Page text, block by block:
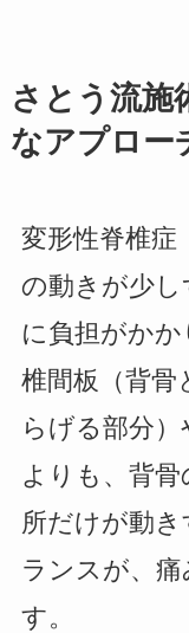
さとう流施
なアプロー
変形性脊椎症
の動きが少し
に負担がかか
椎間板（背骨
らげる部分
よりも、背
所だけが動
ランスが、
す。